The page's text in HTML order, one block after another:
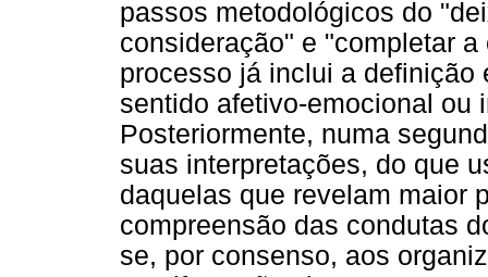
passos metodológicos do
consideração" e "completar
processo já inclui a definição
sentido afetivo-emocional ou
Posteriormente, numa
suas interpretações, do que
daquelas que revelam maior
compreensão das condutas
se, por consenso, aos